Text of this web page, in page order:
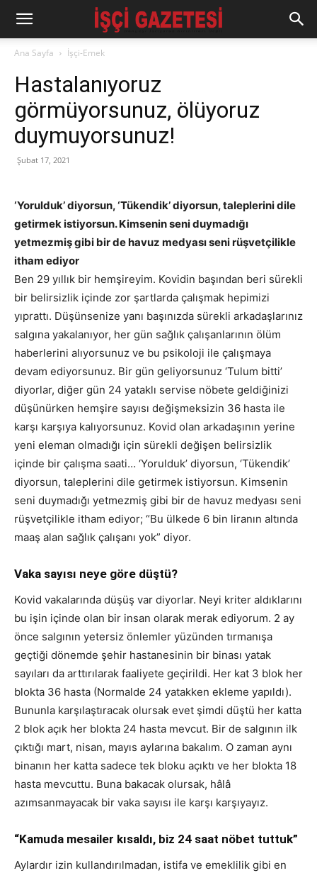
Ana Sayfa İşçi-Emek
Hastalanıyoruz
görmüyorsunuz, ölüyoruz
duymuyorsunuz!
Şubat 17, 2021
‘Yorulduk’ diyorsun, ‘Tükendik’ diyorsun, taleplerini dile
getirmek istiyorsun. Kimsenin seni duymadığı
yetmezmiş gibi bir de havuz medyası seni rüşvetçilikle
itham ediyor
Ben 29 yıllık bir hemşireyim. Kovidin başından beri sürekli
bir belirsizlik içinde zor şartlarda çalışmak hepimizi
yıprattı. Düşünsenize yanı başınızda sürekli arkadaşlarınız
salgına yakalanıyor, her gün sağlık çalışanlarının ölüm
haberlerini alıyorsunuz ve bu psikoloji ile çalışmaya
devam ediyorsunuz. Bir gün geliyorsunuz ‘Tulum bitti’
diyorlar, diğer gün 24 yataklı servise nöbete geldiğinizi
düşünürken hemşire sayısı değişmeksizin 36 hasta ile
karşı karşıya kalıyorsunuz. Kovid olan arkadaşının yerine
yeni eleman olmadığı için sürekli değişen belirsizlik
içinde bir çalışma saati… ‘Yorulduk’ diyorsun, ‘Tükendik’
diyorsun, taleplerini dile getirmek istiyorsun. Kimsenin
seni duymadığı yetmezmiş gibi bir de havuz medyası seni
rüşvetçilikle itham ediyor; “Bu ülkede 6 bin liranın altında
maaş alan sağlık çalışanı yok” diyor.
Vaka sayısı neye göre düştü?
Kovid vakalarında düşüş var diyorlar. Neyi kriter aldıklarını
bu işin içinde olan bir insan olarak merak ediyorum. 2 ay
önce salgının yetersiz önlemler yüzünden tırmanışa
geçtiği dönemde şehir hastanesinin bir binası yatak
sayıları da arttırılarak faaliyete geçirildi. Her kat 3 blok her
blokta 36 hasta (Normalde 24 yatakken ekleme yapıldı).
Bununla karşılaştıracak olursak evet şimdi düştü her katta
2 blok açık her blokta 24 hasta mevcut. Bir de salgının ilk
çıktığı mart, nisan, mayıs aylarına bakalım. O zaman aynı
binanın her katta sadece tek bloku açıktı ve her blokta 18
hasta mevcuttu. Buna bakacak olursak, hâlâ
azımsanmayacak bir vaka sayısı ile karşı karşıyayız.
“Kamuda mesailer kısaldı, biz 24 saat nöbet tuttuk”
Aylardır izin kullandırılmadan, istifa ve emeklilik gibi en